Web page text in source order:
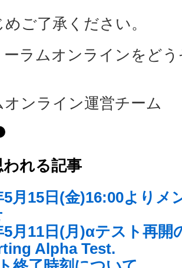
ご了承ください。
ーラムオンラインをど
オンライン運営チーム
われる記事
5月15日(金)16:00よりメ
5月11日(月)αテスト再開
Alpha Test.